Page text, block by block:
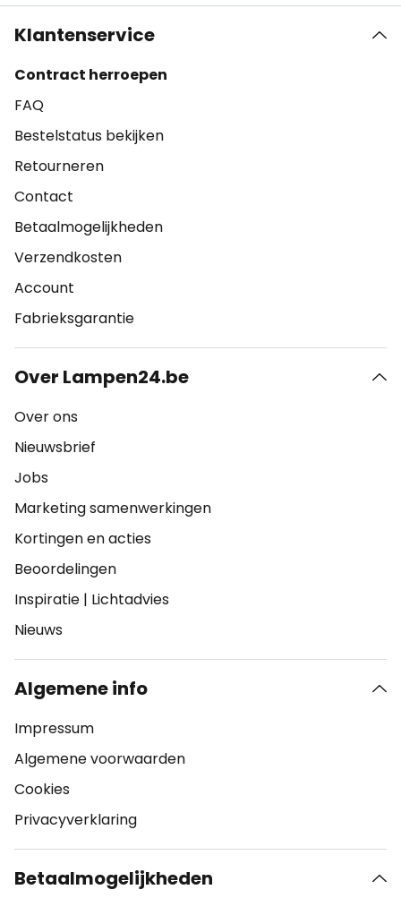
Klantenservice
Contract herroepen
FAQ
Bestelstatus bekijken
Retourneren
Contact
Betaalmogelijkheden
Verzendkosten
Account
Fabrieksgarantie
Over Lampen24.be
Over ons
Nieuwsbrief
Jobs
Marketing samenwerkingen
Kortingen en acties
Beoordelingen
Inspiratie | Lichtadvies
Nieuws
Algemene info
Impressum
Algemene voorwaarden
Cookies
Privacyverklaring
Betaalmogelijkheden